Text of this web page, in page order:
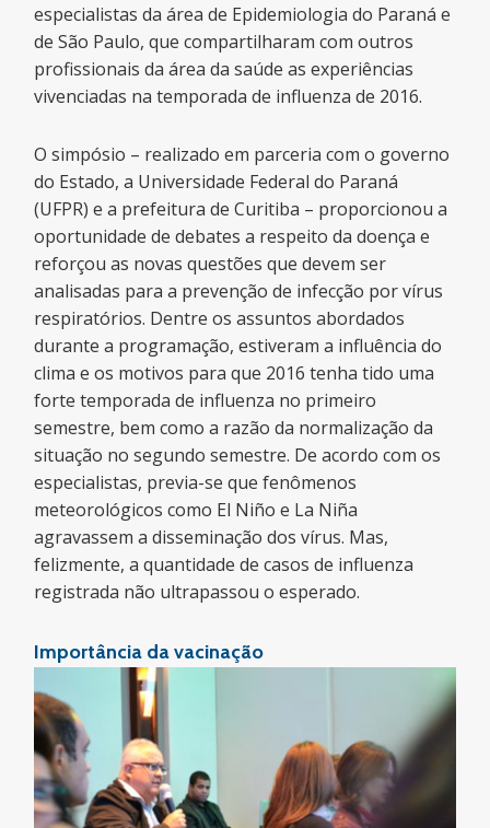
especialistas da área de Epidemiologia do Paraná e
de São Paulo, que compartilharam com outros
profissionais da área da saúde as experiências
vivenciadas na temporada de influenza de 2016.
O simpósio – realizado em parceria com o governo
do Estado, a Universidade Federal do Paraná
(UFPR) e a prefeitura de Curitiba – proporcionou a
oportunidade de debates a respeito da doença e
reforçou as novas questões que devem ser
analisadas para a prevenção de infecção por vírus
respiratórios. Dentre os assuntos abordados
durante a programação, estiveram a influência do
clima e os motivos para que 2016 tenha tido uma
forte temporada de influenza no primeiro
semestre, bem como a razão da normalização da
situação no segundo semestre. De acordo com os
especialistas, previa-se que fenômenos
meteorológicos como El Niño e La Niña
agravassem a disseminação dos vírus. Mas,
felizmente, a quantidade de casos de influenza
registrada não ultrapassou o esperado.
Importância da vacinação